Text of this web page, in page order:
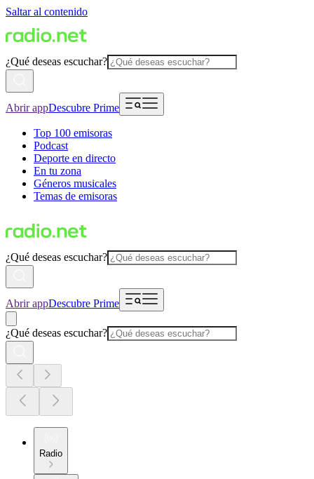
Saltar al contenido
¿Qué deseas escuchar?
Abrir appDescubre Prime
Top 100 emisoras
Podcast
Deporte en directo
En tu zona
Géneros musicales
Temas de emisoras
¿Qué deseas escuchar?
Abrir appDescubre Prime
¿Qué deseas escuchar?
Radio